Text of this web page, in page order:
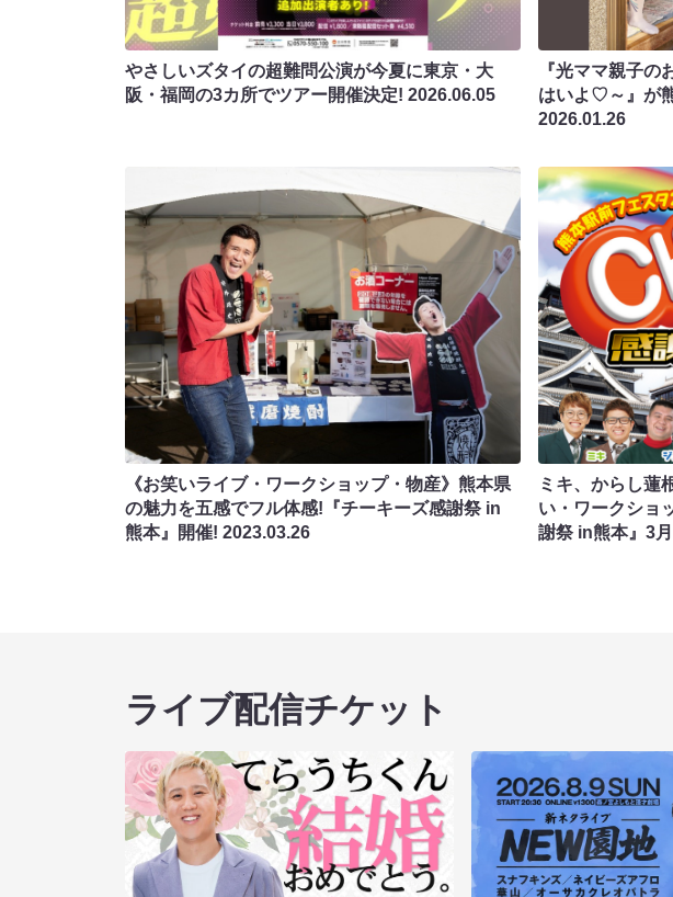
やさしいズタイの超難問公演が今夏に東京・大
阪・福岡の3カ所でツアー開催決定! 2026.06.05
『光ママ親子の
はいよ♡～』が
2026.01.26
《お笑いライブ・ワークショップ・物産》熊本県
の魅力を五感でフル体感!『チーキーズ感謝祭 in
熊本』開催! 2023.03.26
ミキ、からし蓮
い・ワークショ
謝祭 in熊本』3
ライブ配信チケット